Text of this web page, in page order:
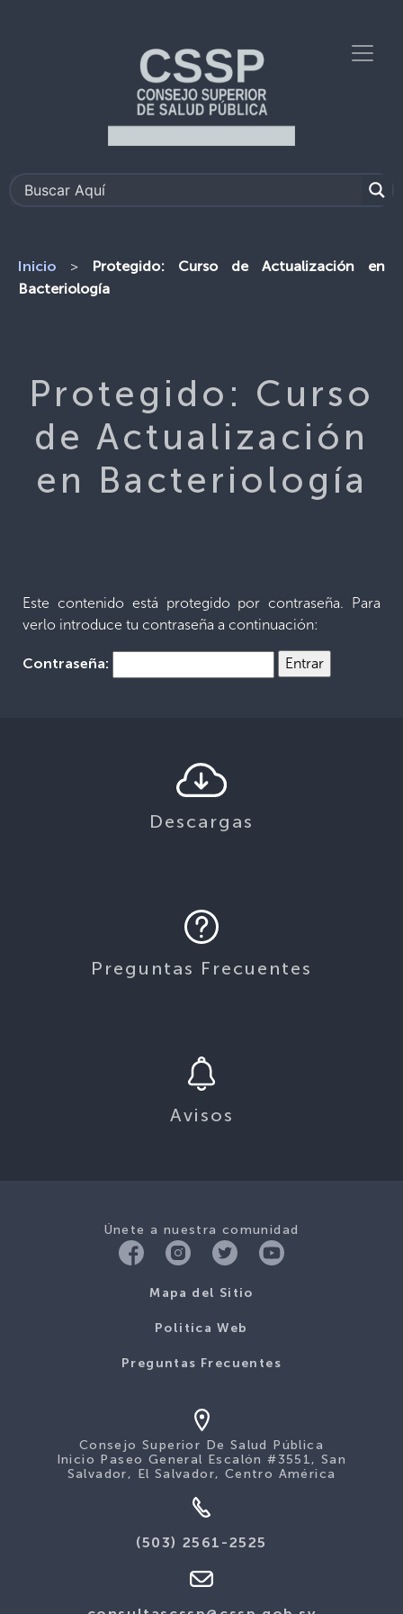
Inicio >
Protegido: Curso de Actualización en
Bacteriología
Protegido: Curso
de Actualización
en Bacteriología
Este contenido está protegido por contraseña. Para
verlo introduce tu contraseña a continuación:
Contraseña:
Descargas
Preguntas Frecuentes
Avisos
Únete a nuestra comunidad
Mapa del Sitio
Politica Web
Preguntas Frecuentes
Consejo Superior De Salud Pública
Inicio Paseo General Escalón #3551, San
Salvador, El Salvador, Centro América
(503) 2561-2525